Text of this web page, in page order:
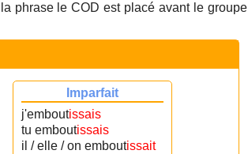
phrase le COD est placé avant le groupe
Imparfait
j'emboutissais
tu emboutissais
il / elle / on emboutissait